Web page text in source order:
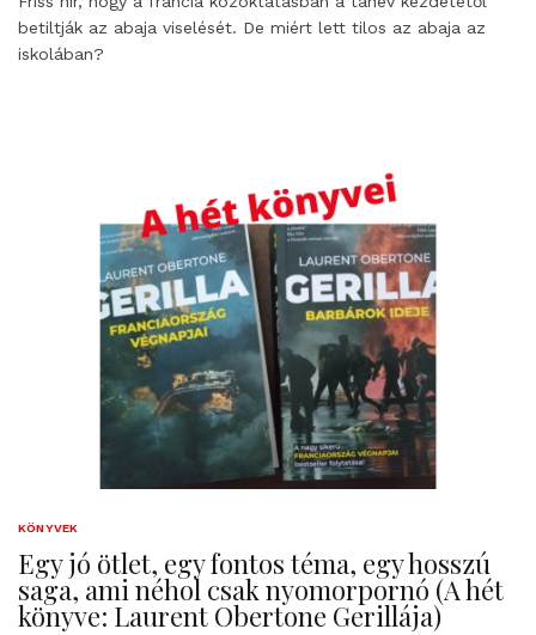
betiltják az abaja viselését. De miért lett tilos az abaja az
iskolában?
KÖNYVEK
Egy jó ötlet, egy fontos téma, egy hosszú
saga, ami néhol csak nyomorpornó (A hét
könyve: Laurent Obertone Gerillája)